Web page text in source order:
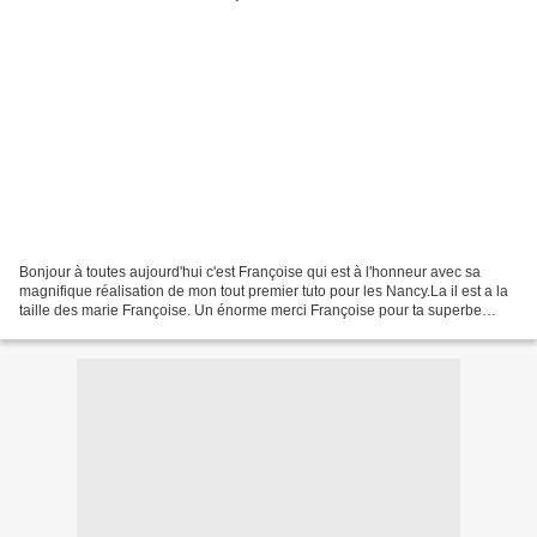
Bonjour à toutes aujourd'hui c'est Françoise qui est à l'honneur avec sa
magnifique réalisation de mon tout premier tuto pour les Nancy.La il est a la
taille des marie Françoise. Un énorme merci Françoise pour ta superbe